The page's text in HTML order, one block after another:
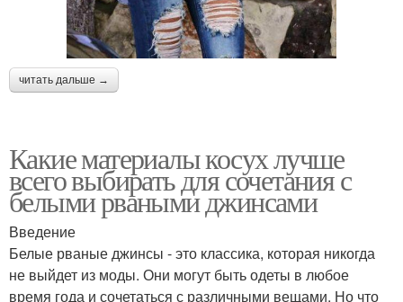
читать дальше →
Какие материалы косух лучше
всего выбирать для сочетания с
белыми рваными джинсами
Введение
Белые рваные джинсы - это классика, которая никогда
не выйдет из моды. Они могут быть одеты в любое
время года и сочетаться с различными вещами. Но что